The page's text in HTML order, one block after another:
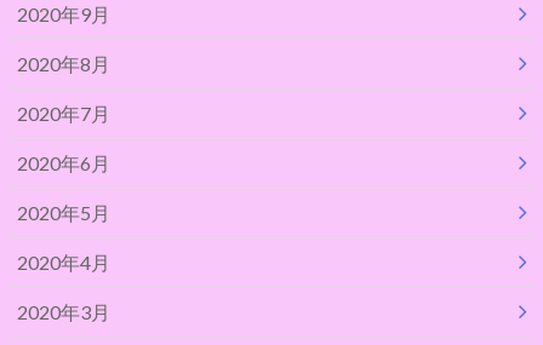
2020年9月
2020年8月
2020年7月
2020年6月
2020年5月
2020年4月
2020年3月